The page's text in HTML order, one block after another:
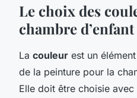
Le choix des
chambre d’enfant
La couleur est un
de la peinture pour la
Elle doit être choisie